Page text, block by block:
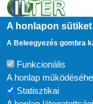
A honlapon
A Beleegyezés gombra
Funkcionális
A honlap
Statisztikai